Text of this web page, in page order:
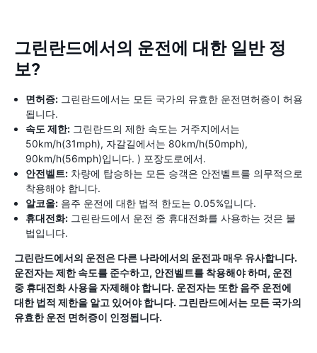
그린란드에서의 운전에 대한 일반 정
보?
면허증: 그린란드에서는 모든 국가의 유효한 운전면허증이 허용
됩니다.
속도 제한: 그린란드의 제한 속도는 거주지에서는
50km/h(31mph), 자갈길에서는 80km/h(50mph),
90km/h(56mph)입니다. ) 포장도로에서.
안전벨트: 차량에 탑승하는 모든 승객은 안전벨트를 의무적으로
착용해야 합니다.
알코올: 음주 운전에 대한 법적 한도는 0.05%입니다.
휴대전화: 그린란드에서 운전 중 휴대전화를 사용하는 것은 불
법입니다.
그린란드에서의 운전은 다른 나라에서의 운전과 매우 유사합니다.
운전자는 제한 속도를 준수하고, 안전벨트를 착용해야 하며, 운전
중 휴대전화 사용을 자제해야 합니다. 운전자는 또한 음주 운전에
대한 법적 제한을 알고 있어야 합니다. 그린란드에서는 모든 국가의
유효한 운전 면허증이 인정됩니다.